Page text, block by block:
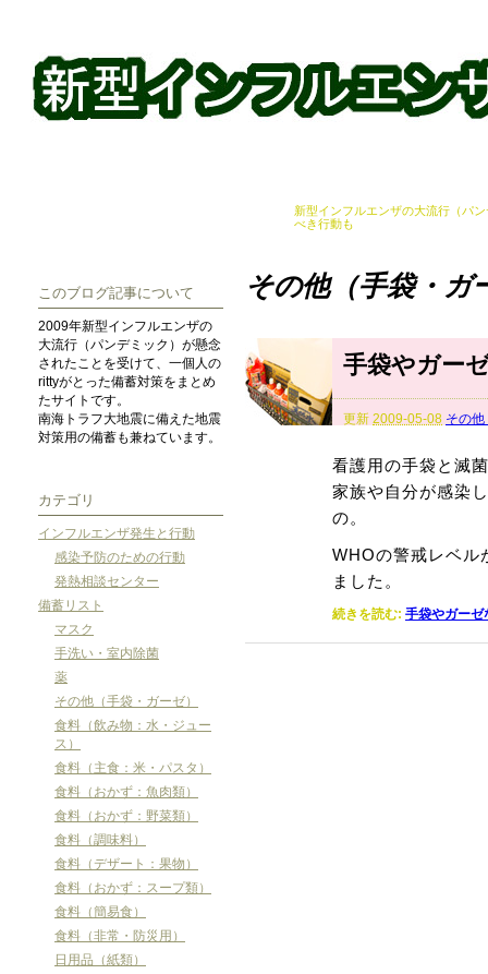
新型インフルエンザの大流行（パ
べき行動も
その他（手袋・ガ
手袋やガー
更新 2009-05-08 その
看護用の手袋と滅
家族や自分が感染
の。
WHOの警戒レベル
ました。
続きを読む: 手袋やガーゼ
このブログ記事について
2009年新型インフルエンザの
大流行（パンデミック）が懸念
されたことを受けて、一個人の
rittyがとった備蓄対策をまとめ
たサイトです。
南海トラフ大地震に備えた地震
対策用の備蓄も兼ねています。
カテゴリ
インフルエンザ発生と行動
感染予防のための行動
発熱相談センター
備蓄リスト
マスク
手洗い・室内除菌
薬
その他（手袋・ガーゼ）
食料（飲み物：水・ジュー
ス）
食料（主食：米・パスタ）
食料（おかず：魚肉類）
食料（おかず：野菜類）
食料（調味料）
食料（デザート：果物）
食料（おかず：スープ類）
食料（簡易食）
食料（非常・防災用）
日用品（紙類）